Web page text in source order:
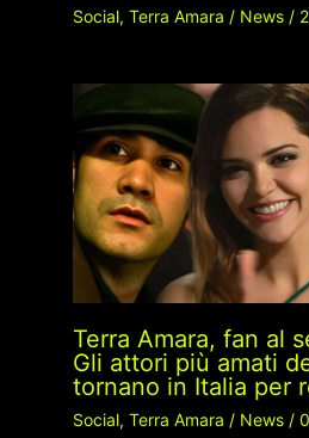
Social, Terra Amara / News/
Terra Amara, fan al
Gli attori più amati
tornano in Italia per
Social, Terra Amara / News/